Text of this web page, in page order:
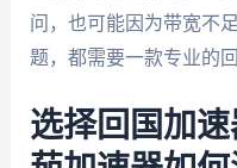
问，也可能因为带宽不
题，都需要一款专业的
选择回国加